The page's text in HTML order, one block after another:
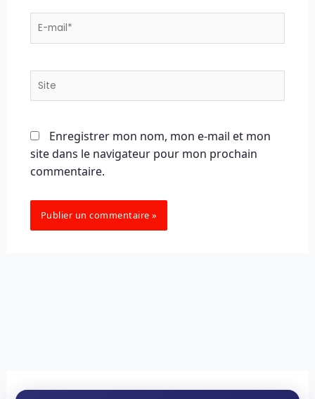
E-
Site
Enregistrer mon nom, mon e-mail et mon
site dans le navigateur pour mon prochain
commentaire.